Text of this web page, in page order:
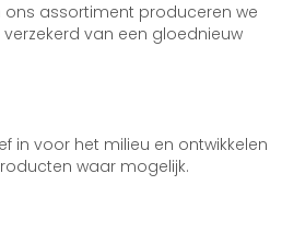
ons assortiment produceren we
verzekerd van een gloednieuw
in voor het milieu en ontwikkelen
waar mogelijk.